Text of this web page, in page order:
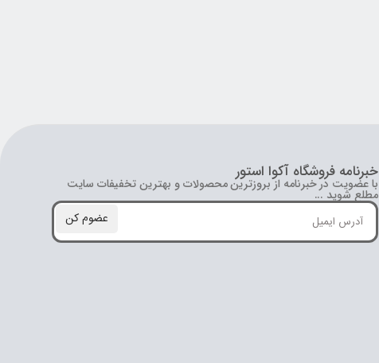
خبرنامه فروشگاه آکوا استور
با عضویت در خبرنامه از بروز‌ترین محصولات و بهترین تخفیفات سایت
مطلع شوید ...
عضوم کن